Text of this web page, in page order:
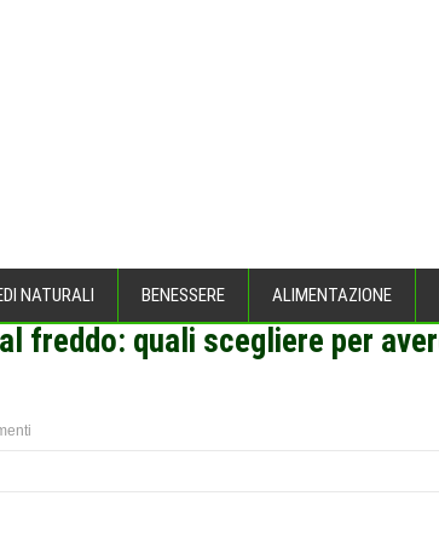
NATURALI BENESSERE ALIMENTAZIONE
freddo: quali scegliere per